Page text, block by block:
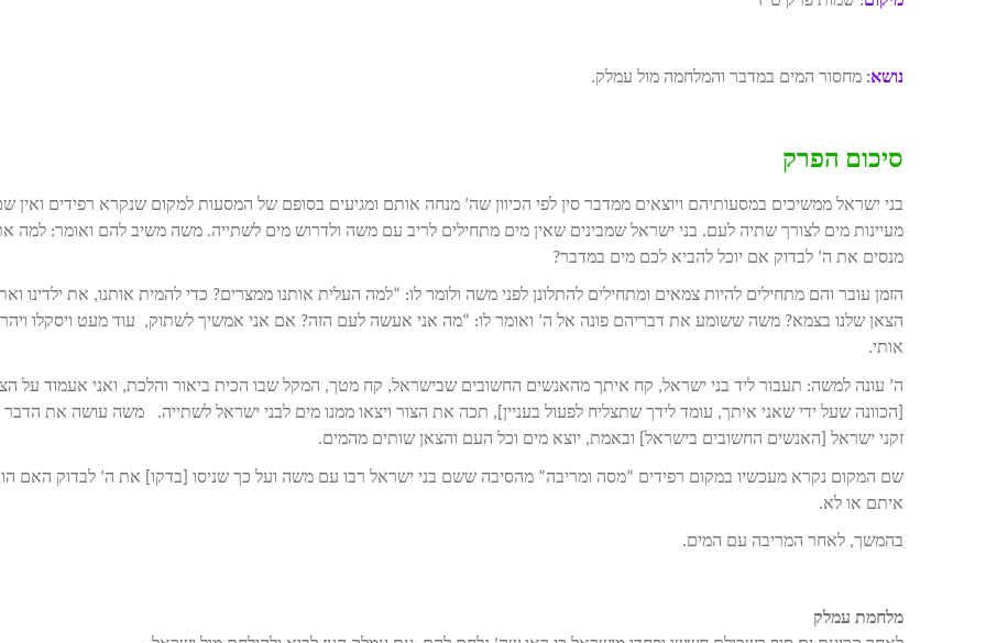
נושא: מחסור המים במדבר והמלחמה מול עמלק.
סיכום הפרק
בני ישראל ממשיכים במסעותיהם ויוצאים ממדבר סין לפי הכיוון שה’ מנחה אותם ומגיעים בסופם של המסעות למקום שנקרא רפידים ואין
מעיינות מים לצורך שתיה לעם. בני ישראל שמבינים שאין מים מתחילים לריב עם משה ולדרוש מים לשתייה. משה משיב להם ואומר: למה
מנסים את ה’ לבדוק אם יוכל להביא לכם מים במדבר?
הזמן עובר והם מתחילים להיות צמאים ומתחילים להתלונן לפני משה ולומר לו: “למה העלית אותנו ממצרים? כדי להמית אותנו, את ילדינו
הצאן שלנו בצמא? משה ששומע את דבריהם פונה אל ה’ ואומר לו: “מה אני אעשה לעם הזה? אם אני אמשיך לשתוק, עוד מעט ויסקלו
אותי.
ה’ עונה למשה: תעבור ליד בני ישראל, קח איתך מהאנשים החשובים שבישראל, קח מטך, המקל שבו הכית ביאור והלכת, ואני אעמוד על
[הכוונה שעל ידי שאני איתך, עומד לידך שתצליח לפעול בעניין], תכה את הצור ויצאו ממנו מים לבני ישראל לשתייה. משה עושה את הדבר
זקני ישראל [האנשים החשובים בישראל] ובאמת, יוצא מים וכל העם והצאן שותים מהמים.
שם המקום נקרא מעכשיו במקום רפידים “מסה ומריבה” מהסיבה ששם בני ישראל רבו עם משה ועל כך שניסו [בדקו] את ה’ לבדוק האם
איתם או לא.
בהמשך, לאחר המריבה עם המים.
מלחמת עמלק